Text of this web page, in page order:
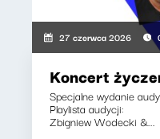
27 czerwca 2026
Koncert
Specjalne wydanie
Playlista audycji:
Zbigniew Wodecki &...